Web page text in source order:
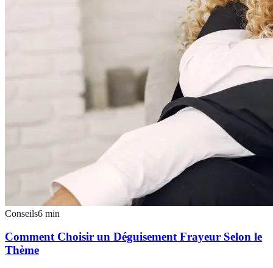
Conseils6 min
Comment Choisir un Déguisement Frayeur Selon le
Thème